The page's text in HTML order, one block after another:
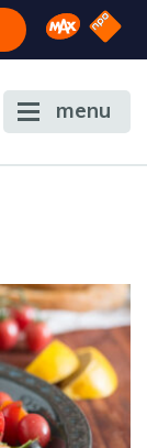
Omroep
NPO
menu